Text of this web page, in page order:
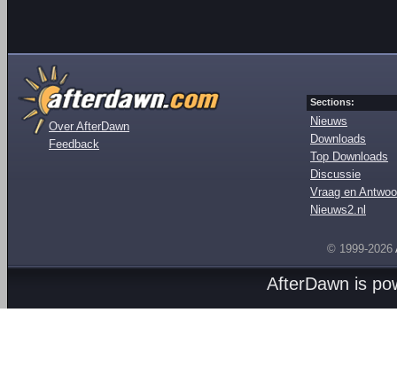
Over AfterDawn
Feedback
Sections:
Nieuws
Downloads
Top Downloads
Discussie
Vraag en
Nieuws2.nl
© 1999-2026
AfterDawn is